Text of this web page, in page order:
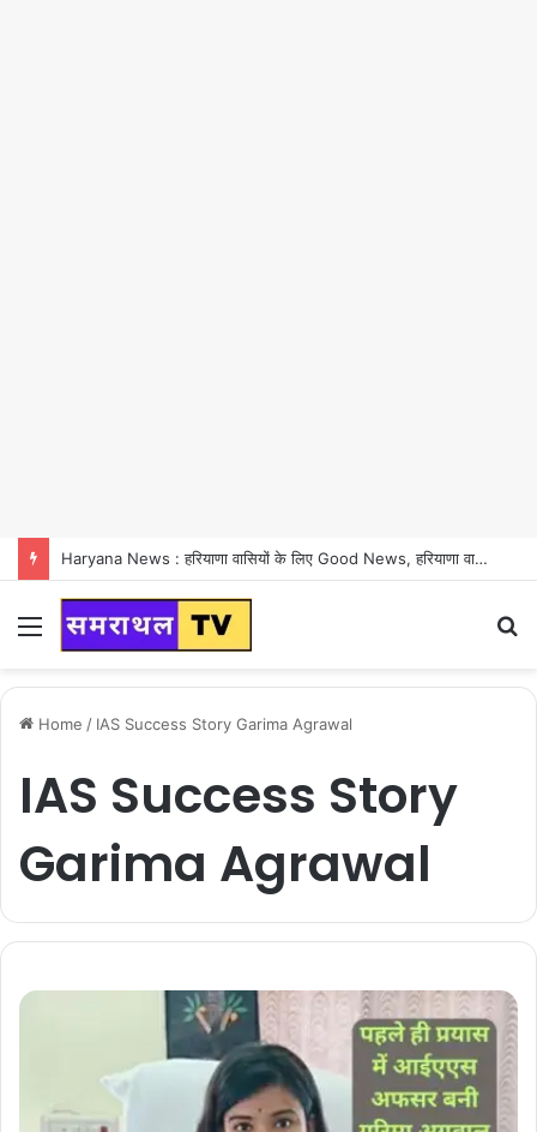
Haryana News : हरियाणा वासियों के लिए Good News, हरियाणा वासियों का गुरुग्राम में अपना घर लेने का सपना होगा साकार
Menu
Home / IAS Success Story Garima Agrawal
IAS Success Story
Garima Agrawal